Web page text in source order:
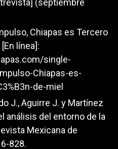
(septiembre
Chiapas es Tercero
línea]:
single-
Chiapas-es-
de-miel
J., Aguirre J. y Martínez
análisis del entorno de la
Mexicana de
828.